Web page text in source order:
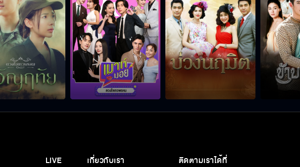
LIVE เกี่ยวกับเรา ติดตามเราได้ที่